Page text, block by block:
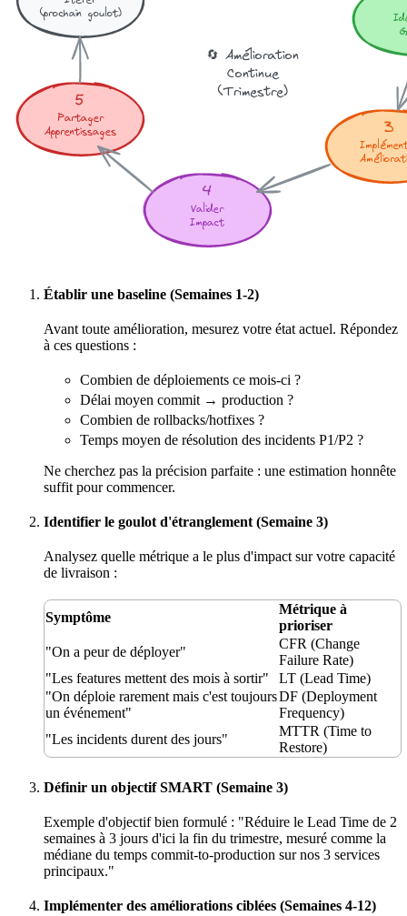
Établir une baseline (Semaines 1-2)
Avant toute amélioration, mesurez votre état actuel. Répondez
à ces questions :
Combien de déploiements ce mois-ci ?
Délai moyen commit → production ?
Combien de rollbacks/hotfixes ?
Temps moyen de résolution des incidents P1/P2 ?
Ne cherchez pas la précision parfaite : une estimation honnête
suffit pour commencer.
Identifier le goulot d'étranglement (Semaine 3)
Analysez quelle métrique a le plus d'impact sur votre capacité
de livraison :
Symptôme
Métrique à
prioriser
"On a peur de déployer"
CFR (Change
Failure Rate)
"Les features mettent des mois à sortir"
LT (Lead Time)
"On déploie rarement mais c'est toujours
un événement"
DF (Deployment
Frequency)
"Les incidents durent des jours"
MTTR (Time to
Restore)
Définir un objectif SMART (Semaine 3)
Exemple d'objectif bien formulé : "Réduire le Lead Time de 2
semaines à 3 jours d'ici la fin du trimestre, mesuré comme la
médiane du temps commit-to-production sur nos 3 services
principaux."
Implémenter des améliorations ciblées (Semaines 4-12)